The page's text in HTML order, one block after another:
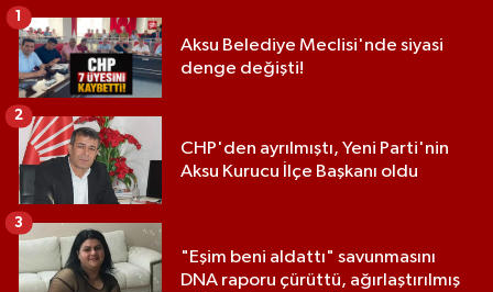
Aksu Belediye Meclisi'nde siyasi
denge değişti!
1
CHP'den ayrılmıştı, Yeni Parti'nin
Aksu Kurucu İlçe Başkanı oldu
2
"Eşim beni aldattı" savunmasını
DNA raporu çürüttü, ağırlaştırılmış
3